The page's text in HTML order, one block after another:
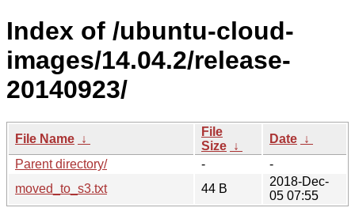
Index of /ubuntu-cloud-
images/14.04.2/release-
20140923/
File Name ↓
File
Size ↓
Date ↓
Parent directory/
-
-
moved_to_s3.txt
44 B
2018-Dec-
05 07:55